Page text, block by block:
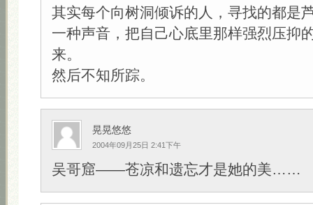
其实每个向树洞倾诉的人，寻找的都是
一种声音，把自己心底里那样强烈压抑
来。
然后不知所踪。
晃晃悠悠
2004年09月25日 2:41下午
吴哥窟——苍凉和遗忘才是她的美……